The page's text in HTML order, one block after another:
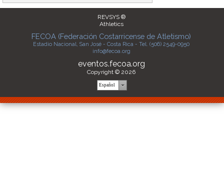
REVSYS ®
Athletics
FECOA (Federación Costarricense de Atletismo)
Estadio Nacional, San José - Costa Rica - Tel. (506) 2549-0950
info@fecoa.org
eventos.fecoa.org
Copyright © 2026